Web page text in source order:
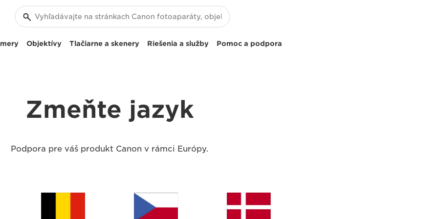
Objektívy Tlačiarne a skenery Riešenia a služby Pomoc a podpora
Zmeňte jazyk
Podpora pre váš produkt Canon v rámci Európy.